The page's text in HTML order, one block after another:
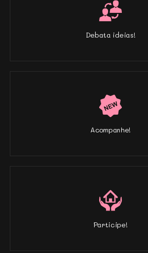
Debata ideias!
Acompanhe!
Participe!